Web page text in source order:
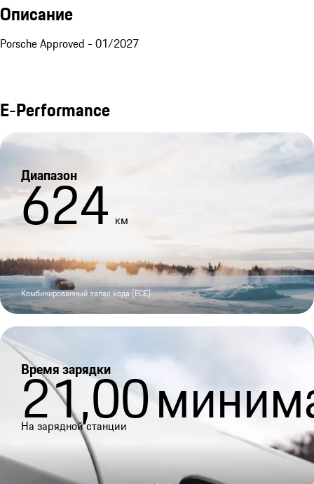
Описание
Porsche Approved - 01/2027
E-Performance
Диапазон
624 км
Комбинированный запас хода (ECE)
Время зарядки
21,00
На зарядной станции